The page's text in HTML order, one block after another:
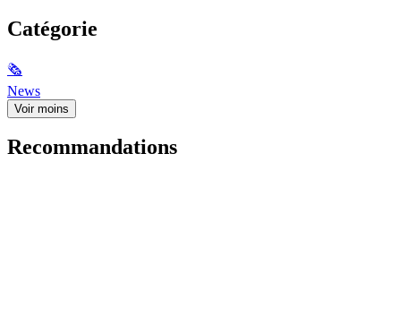
Catégorie
🗞
News
Voir moins
Recommandations